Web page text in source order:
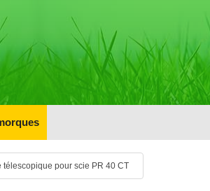
télescopique pour scie PR 40 CT